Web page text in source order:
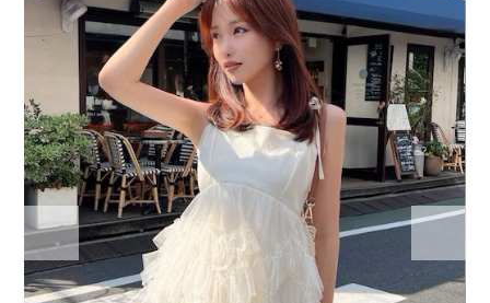
MAGAZINE
LOOK BOOK
NEW ARRIVAL
RANKING
STYLE PHOTO
ACCOUNT
SHOP LIST
CONCEPT